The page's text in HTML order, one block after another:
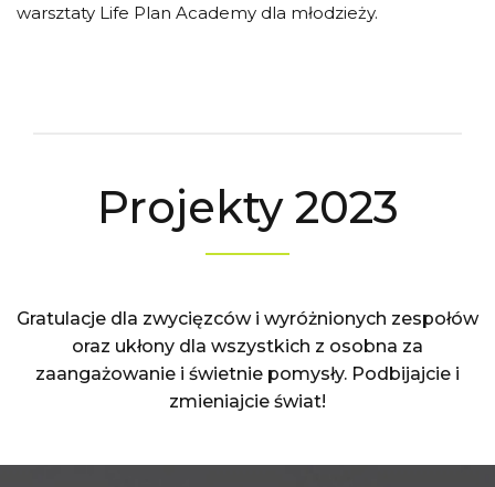
warsztaty Life Plan Academy dla młodzieży.
Projekty 2023
Gratulacje dla zwycięzców i wyróżnionych zespołów
oraz ukłony dla wszystkich z osobna za
zaangażowanie i świetnie pomysły. Podbijajcie i
zmieniajcie świat!